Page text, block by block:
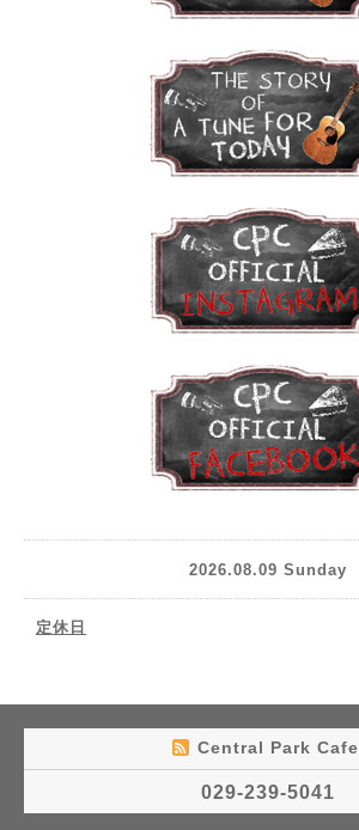
2026.08.09 Sunday
定休日
Central Park Cafe
029-239-5041